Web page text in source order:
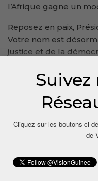
l’Afrique gagne un
Reposez en paix,
Votre nom est
justice et de la
Oumar Kateb Yacine
Analyste-Consultant
Contact:
Suivez
Cliquez sur les boutons ci-
de